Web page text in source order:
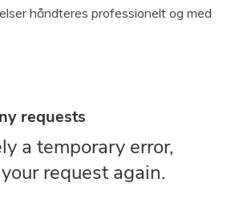
håndteres professionelt og med